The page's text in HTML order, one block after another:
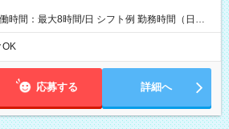
時間：最大8時間/日 シフト例 勤務時間（日
（実働時間8時間 待機休憩2時間）（日勤1回
万円）
OK
応募する 詳細へ